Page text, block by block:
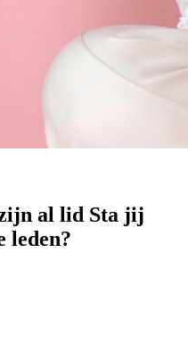
al lid Sta jij
leden?